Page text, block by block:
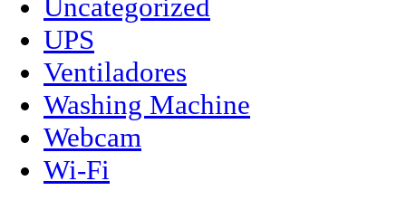
Uncategorized
UPS
Ventiladores
Washing Machine
Webcam
Wi-Fi